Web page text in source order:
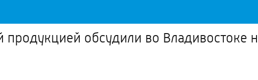
продукцией обсудили во